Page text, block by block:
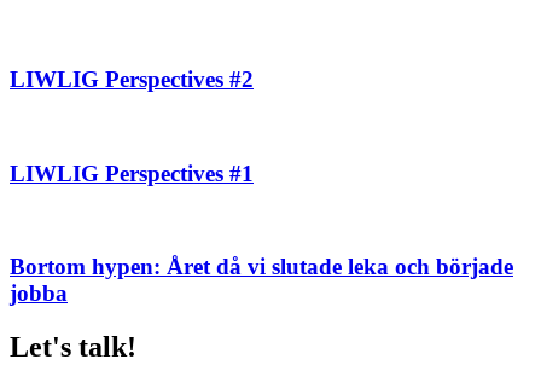
LIWLIG Perspectives #2
LIWLIG Perspectives #1
Bortom hypen: Året då vi slutade leka och började
jobba
Let's talk!